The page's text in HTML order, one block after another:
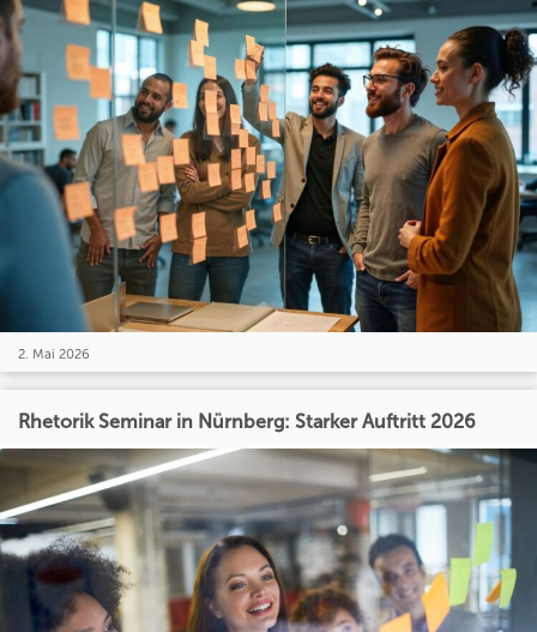
2. Mai 2026
Rhetorik Seminar in Nürnberg: Starker Auftritt 2026